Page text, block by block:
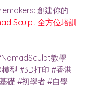
創建你的
Sculpt 全方位培訓
教學
型 #3D打印 #香港
礎 #初學者 #自學